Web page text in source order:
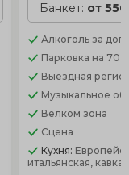
Банкет: от
Алкоголь за
Парковка на 70
Выездная
Музыкальное
Велком зона
Сцена
Кухня:
итальянская,